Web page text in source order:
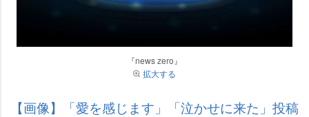
『news zero』
拡大する
【画像】「愛を感じます」「泣かせに来た」投稿